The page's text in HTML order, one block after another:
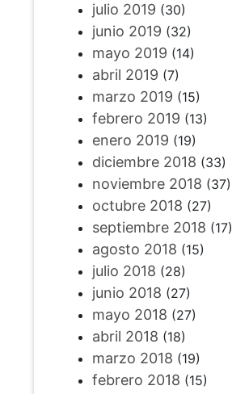
julio 2019 (30)
junio 2019 (32)
mayo 2019 (14)
abril 2019 (7)
marzo 2019 (15)
febrero 2019 (13)
enero 2019 (19)
diciembre 2018 (33)
noviembre 2018 (37)
octubre 2018 (27)
septiembre 2018 (17)
agosto 2018 (15)
julio 2018 (28)
junio 2018 (27)
mayo 2018 (27)
abril 2018 (18)
marzo 2018 (19)
febrero 2018 (15)